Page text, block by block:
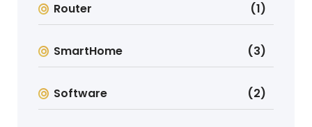
Router (1)
SmartHome (3)
Software (2)